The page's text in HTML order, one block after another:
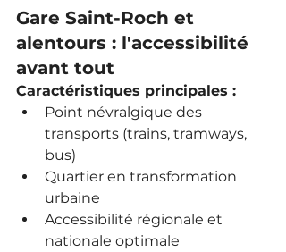
Gare Saint-Roch et
alentours : l'accessibilité
avant tout
Caractéristiques principales :
Point névralgique des
transports (trains, tramways,
bus)
Quartier en transformation
urbaine
Accessibilité régionale et
nationale optimale